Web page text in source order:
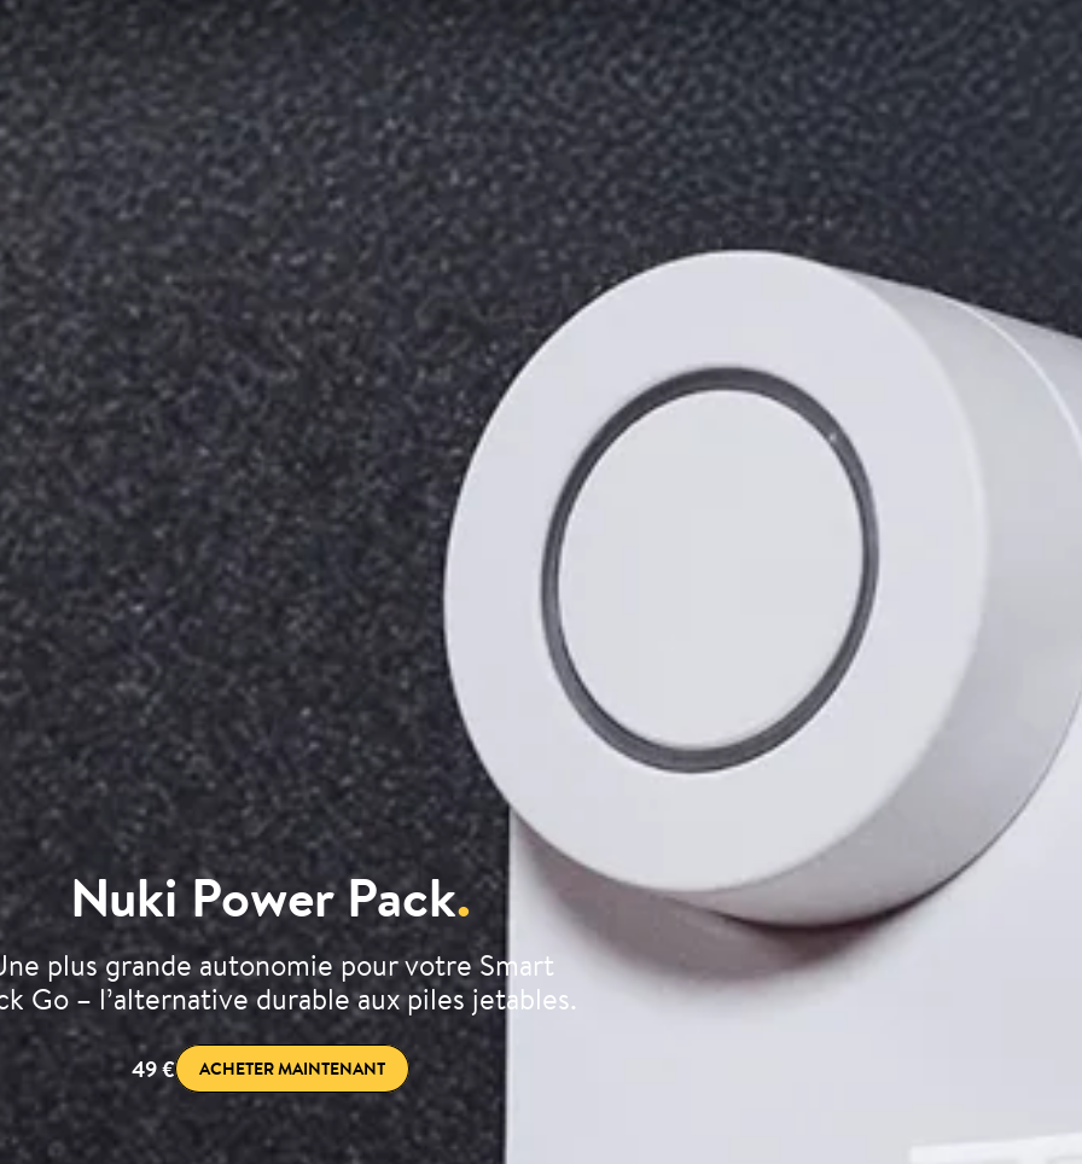
Nuki Power Pack.
plus grande autonomie pour votre Smart
Go – l’alternative durable aux piles jetables.
49 € ACHETER MAINTENANT